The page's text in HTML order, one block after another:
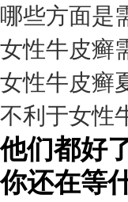
预约量
6821
疗效满意
98%
哪些方面是
女性牛皮癣
女性牛皮癣
不利于女性
他们都好
你还在等